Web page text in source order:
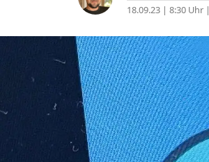
18.09.23 | 8:30 Uhr|